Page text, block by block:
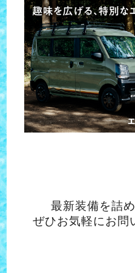
最新装備を詰
ぜひお気軽にお問